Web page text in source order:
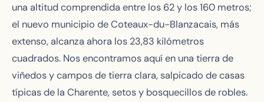
una altitud comprendida entre los 62 y los 160 metros;
el nuevo municipio de Coteaux-du-Blanzacais, más
extenso, alcanza ahora los 23,83 kilómetros
cuadrados. Nos encontramos aquí en una tierra de
viñedos y campos de tierra clara, salpicado de casas
típicas de la Charente, setos y bosquecillos de robles.